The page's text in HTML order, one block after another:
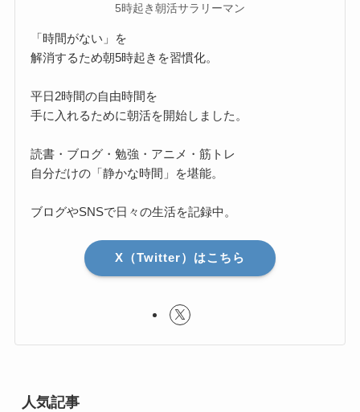
5時起き朝活サラリーマン
「時間がない」を
解消するため朝5時起きを習慣化。
平日2時間の自由時間を
手に入れるために朝活を開始しました。
読書・ブログ・勉強・アニメ・筋トレ
自分だけの「静かな時間」を堪能。
ブログやSNSで日々の生活を記録中。
X（Twitter）はこちら
人気記事